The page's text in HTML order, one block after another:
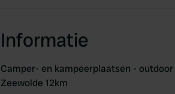
Informatie
Camper- en kampeerplaatsen -
Zeewolde 12km